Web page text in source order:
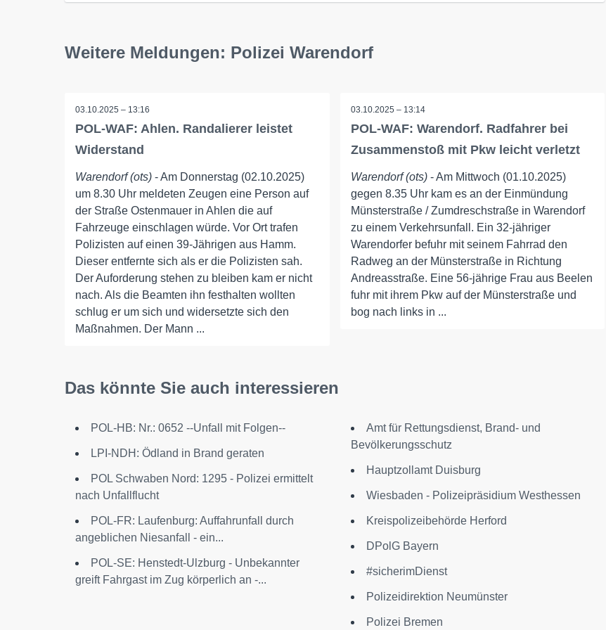
Weitere Meldungen: Polizei Warendorf
03.10.2025 – 13:16
POL-WAF: Ahlen. Randalierer leistet
Widerstand
Warendorf (ots) - Am Donnerstag (02.10.2025)
um 8.30 Uhr meldeten Zeugen eine Person auf
der Straße Ostenmauer in Ahlen die auf
Fahrzeuge einschlagen würde. Vor Ort trafen
Polizisten auf einen 39-Jährigen aus Hamm.
Dieser entfernte sich als er die Polizisten sah.
Der Auforderung stehen zu bleiben kam er nicht
nach. Als die Beamten ihn festhalten wollten
schlug er um sich und widersetzte sich den
Maßnahmen. Der Mann ...
03.10.2025 – 13:14
POL-WAF: Warendorf. Radfahrer bei
Zusammenstoß mit Pkw leicht verletzt
Warendorf (ots)- Am Mittwoch (01.10.2025)
gegen 8.35 Uhr kam es an der Einmündung
Münsterstraße / Zumdreschstraße in Warendorf
zu einem Verkehrsunfall. Ein 32-jähriger
Warendorfer befuhr mit seinem Fahrrad den
Radweg an der Münsterstraße in Richtung
Andreasstraße. Eine 56-jährige Frau aus Beelen
fuhr mit ihrem Pkw auf der Münsterstraße und
bog nach links in ...
Das könnte Sie auch interessieren
POL-HB: Nr.: 0652 --Unfall mit Folgen--
LPI-NDH: Ödland in Brand geraten
POL Schwaben Nord: 1295 - Polizei ermittelt
nach Unfallflucht
POL-FR: Laufenburg: Auffahrunfall durch
angeblichen Niesanfall - ein...
POL-SE: Henstedt-Ulzburg - Unbekannter
greift Fahrgast im Zug körperlich an -...
Amt für Rettungsdienst, Brand- und
Bevölkerungsschutz
Hauptzollamt Duisburg
Wiesbaden - Polizeipräsidium Westhessen
Kreispolizeibehörde Herford
DPolG Bayern
#sicherimDienst
Polizeidirektion Neumünster
Polizei Bremen